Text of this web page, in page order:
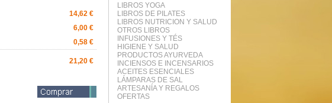
14,62 €
6,00 €
0,58 €
21,20 €
LIBROS YOGA
LIBROS DE PILATES
LIBROS NUTRICION Y SALUD
OTROS LIBROS
INFUSIONES Y TÉS
HIGIENE Y SALUD
PRODUCTOS AYURVEDA
INCIENSOS E INCENSARIOS
ACEITES ESENCIALES
LÁMPARAS DE SAL
ARTESANÍA Y REGALOS
OFERTAS